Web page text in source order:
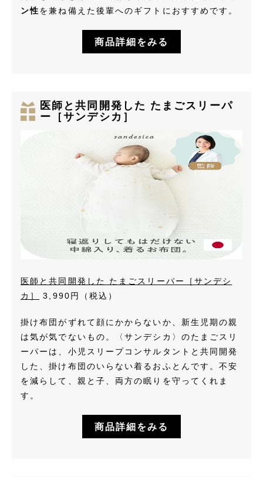
ン性を兼ね備えた後輩へのギフトにおすすめです。
商品詳細をみる
医師と共同開発した たまごスリーパ
ー［サンデシカ］
医師と共同開発した たまごスリーパー［サンデシ
カ］
3,990円（税込）
掛け布団がずれて顔にかからないか、新生児期の親
は気が気でないもの。〈サンデシカ〉のたまごスリ
ーパーは、小児スリープコンサルタントと共同開発
した、掛け布団のいらない着るおふとんです。不安
を減らして、親と子、両方の眠りを守ってくれま
す。
商品詳細をみる